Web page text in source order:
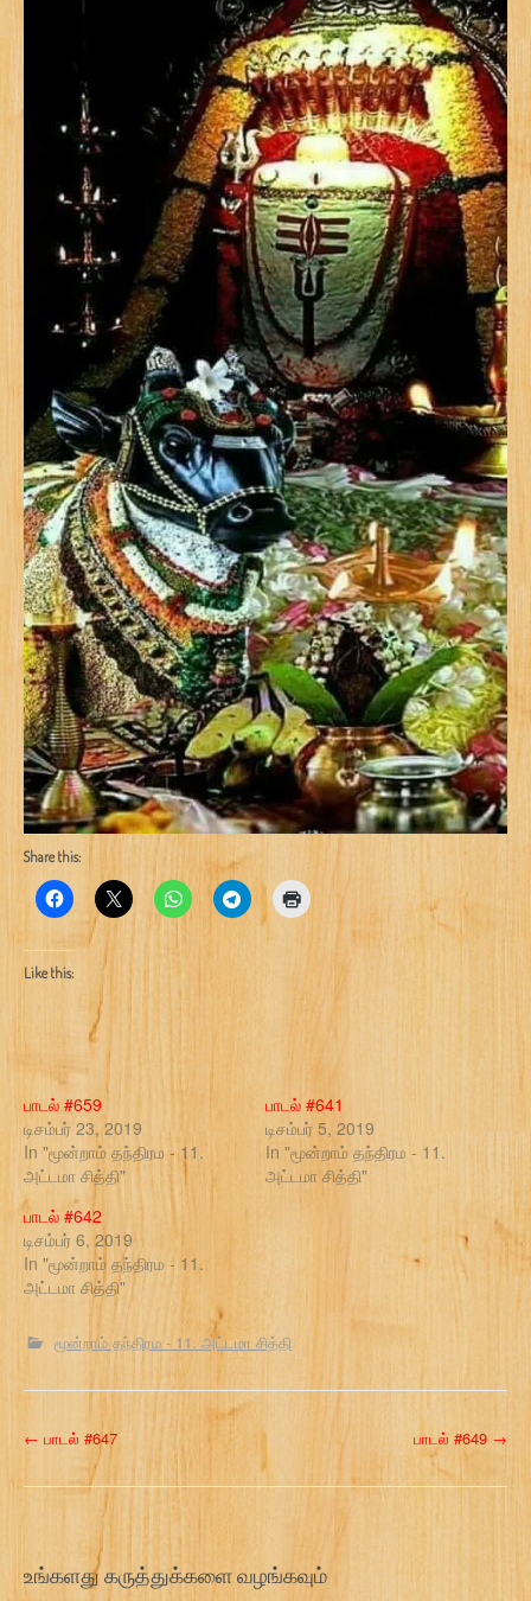
Share this:
Like this:
பாடல் #659
டிசம்பர் 23, 2019
In "மூன்றாம் தந்திரம - 11.
அட்டமா சித்தி"
பாடல் #641
டிசம்பர் 5, 2019
In "மூன்றாம் தந்திரம - 11.
அட்டமா சித்தி"
பாடல் #642
டிசம்பர் 6, 2019
In "மூன்றாம் தந்திரம - 11.
அட்டமா சித்தி"
மூன்றாம் தந்திரம - 11. அட்டமா சித்தி
P
o
t
← பாடல் #647 பாடல் #649 →
உங்களது கருத்துக்களை வழங்கவும்